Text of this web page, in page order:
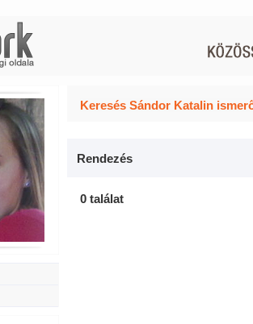
Keresés Sándor Katalin
Rendezés
0 találat